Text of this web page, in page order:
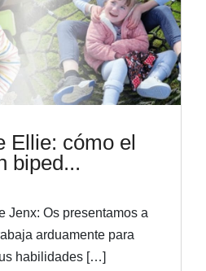
Ellie: cómo el
biped...
Jenx: Os presentamos a
arduamente para
habilidades […]